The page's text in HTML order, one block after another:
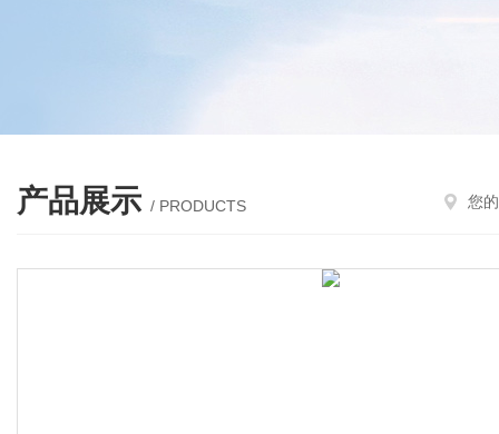
产品展示 / PRODUCTS 您